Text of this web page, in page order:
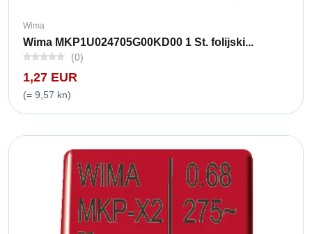
Wima
Wima MKP1U024705G00KD00 1 St. folijski...
(0)
1,27 EUR
(= 9,57 kn)